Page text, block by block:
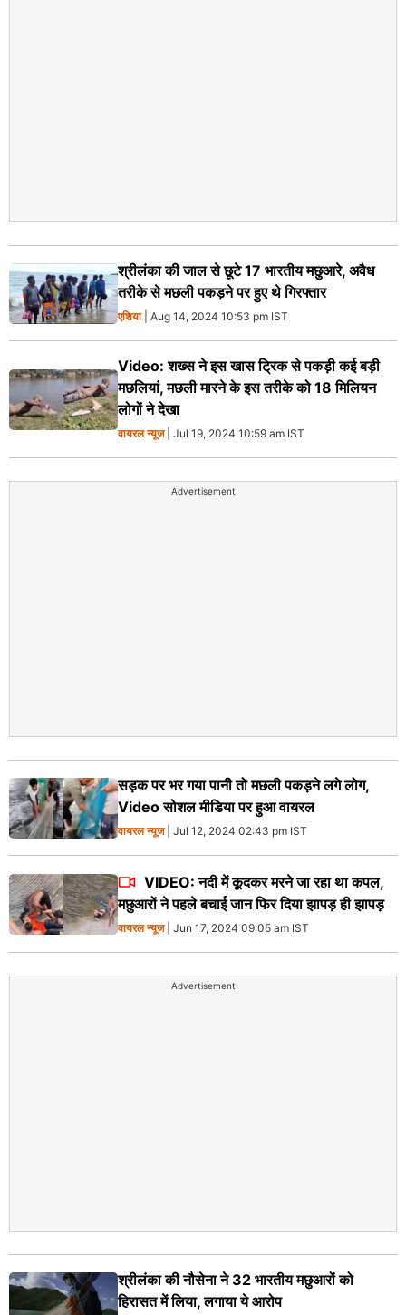
श्रीलंका की जाल से छूटे 17 भारतीय मछुआरे, अवैध
तरीके से मछली पकड़ने पर हुए थे गिरफ्तार
एशिया| Aug 14, 2024 10:53 pm IST
Video: शख्स ने इस खास ट्रिक से पकड़ी कई बड़ी
मछलियां, मछली मारने के इस तरीके को 18 मिलियन
लोगों ने देखा
वायरल न्‍यूज| Jul 19, 2024 10:59 am IST
Advertisement
सड़क पर भर गया पानी तो मछली पकड़ने लगे लोग,
Video सोशल मीडिया पर हुआ वायरल
वायरल न्‍यूज| Jul 12, 2024 02:43 pm IST
VIDEO: नदी में कूदकर मरने जा रहा था कपल,
मछुआरों ने पहले बचाई जान फिर दिया झापड़ ही झापड़
वायरल न्‍यूज| Jun 17, 2024 09:05 am IST
Advertisement
श्रीलंका की नौसेना ने 32 भारतीय मछुआरों को
हिरासत में लिया, लगाया ये आरोप